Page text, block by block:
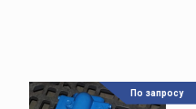
По запросу